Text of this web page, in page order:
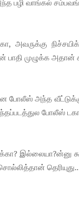
பழி வாங்கல்
அவருக்கு
முழுக்க அதான்
அந்த
போலீஸ்